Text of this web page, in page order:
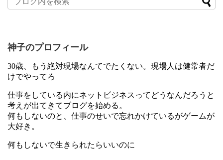
神子のプロフィール
30歳、もう絶対現場なんてでたくない。現場人は健常者だ
けでやってろ
仕事をしている内にネットビジネスってどうなんだろうと
考えが出てきてブログを始める。
何もしないのと、仕事のせいで忘れかけているがゲームが
大好き。
何もしないで生きられたらいいのに